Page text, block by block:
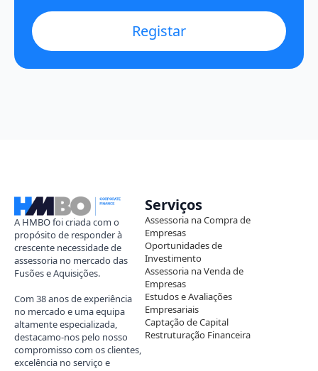
Registar
A HMBO foi criada com o
propósito de responder à
crescente necessidade de
assessoria no mercado das
Fusões e Aquisições.
Com 38 anos de experiência
no mercado e uma equipa
altamente especializada,
destacamo-nos pelo nosso
compromisso com os clientes,
excelência no serviço e
Serviços
Assessoria na Compra de
Empresas
Oportunidades de
Investimento
Assessoria na Venda de
Empresas
Estudos e Avaliações
Empresariais
Captação de Capital
Restruturação Financeira